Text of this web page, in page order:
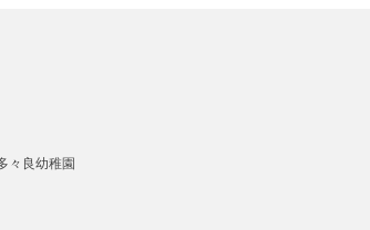
々良幼稚園